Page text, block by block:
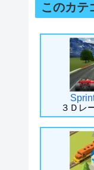
このカテ
３Ｄレ